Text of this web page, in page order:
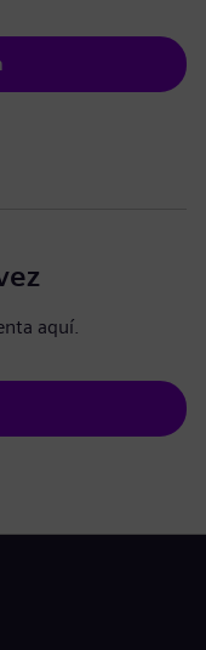
aquí.